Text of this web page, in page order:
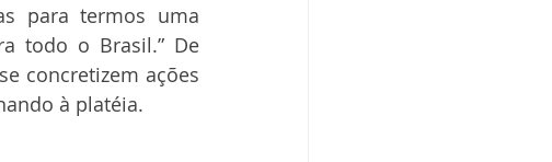
para termos uma
todo o Brasil.” De
concretizem ações
à platéia.